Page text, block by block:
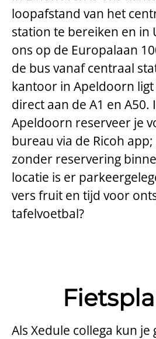
loopafstand van het
station te bereiken en in
ons op de Europalaan
de bus vanaf centraal
kantoor in Apeldoorn ligt
direct aan de A1 en A50.
Apeldoorn reserveer je
bureau via de Ricoh
zonder reservering
locatie is er
vers fruit en tijd voor
tafelvoetbal?
Als Xedule collega kun